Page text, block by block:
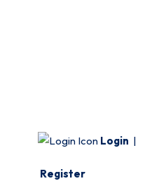
Login |
Register